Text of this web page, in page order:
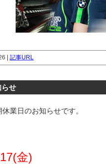
| 記事URL
せ
業日のお知らせです。
金)